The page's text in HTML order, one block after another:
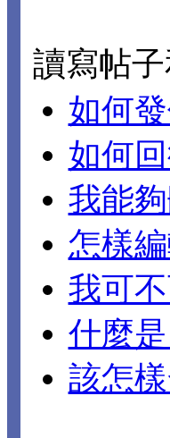
讀寫帖
如何
如何
我能
怎樣
我可
什麼是
該怎